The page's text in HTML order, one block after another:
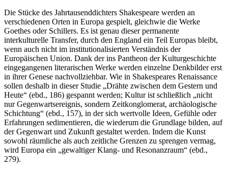
Die Stücke des Jahrtausenddichters Shakespeare werden an
verschiedenen Orten in Europa gespielt, gleichwie die Werke
Goethes oder Schillers. Es ist genau dieser permanente
interkulturelle Transfer, durch den England ein Teil Europas bleibt,
wenn auch nicht im institutionalisierten Verständnis der
Europäischen Union. Dank der ins Pantheon der Kulturgeschichte
eingegangenen literarischen Werke werden einzelne Denkbilder erst
in ihrer Genese nachvollziehbar. Wie in Shakespeares Renaissance
sollen deshalb in dieser Studie „Drähte zwischen dem Gestern und
Heute“ (ebd., 186) gespannt werden; Kultur ist schließlich „nicht
nur Gegenwartsereignis, sondern Zeitkonglomerat, archäologische
Schichtung“ (ebd., 157), in der sich wertvolle Ideen, Gefühle oder
Erfahrungen sedimentieren, die wiederum die Grundlage bilden, auf
der Gegenwart und Zukunft gestaltet werden. Indem die Kunst
sowohl räumliche als auch zeitliche Grenzen zu sprengen vermag,
wird Europa ein „gewaltiger Klang- und Resonanzraum“ (ebd.,
279).